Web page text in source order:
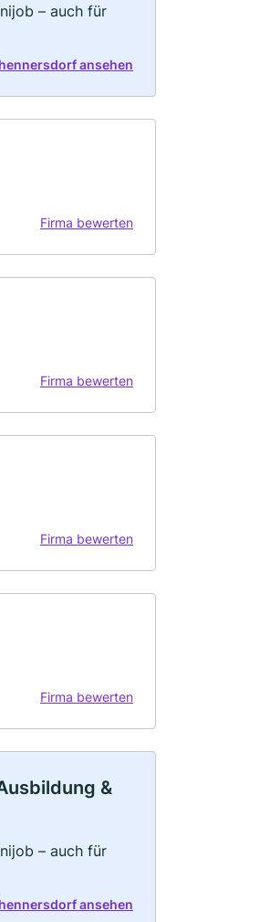
– auch für
ansehen
Firma bewerten
Firma bewerten
Firma bewerten
Firma bewerten
&
– auch für
ansehen